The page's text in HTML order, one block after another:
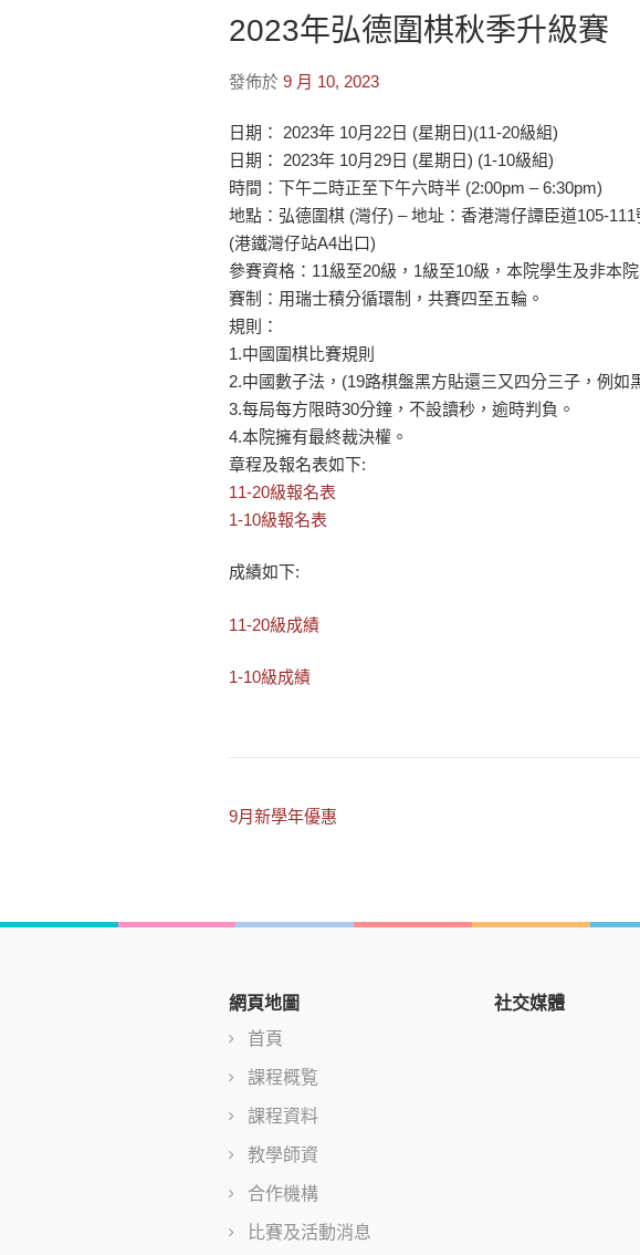
2023年弘德圍棋秋季升級賽
發佈於 9 月 10, 2023
日期： 2023年 10月22日 (星期日)(11-20級組)
日期： 2023年 10月29日 (星期日) (1-10級組)
時間：下午二時正至下午六時半 (2:00pm – 6:30pm)
地點：弘德圍棋 (灣仔) – 地址：香港灣仔譚臣道105-
(港鐵灣仔站A4出口)
參賽資格：11級至20級，1級至10級，本院學生及非本院
賽制：用瑞士積分循環制，共賽四至五輪。
規則：
1.中國圍棋比賽規則
2.中國數子法，(19路棋盤黑方貼還三又四分三子，例如
3.每局每方限時30分鐘，不設讀秒，逾時判負。
4.本院擁有最終裁決權。
章程及報名表如下:
11-20級報名表
1-10級報名表
成績如下:
11-20級成績
1-10級成績
文
9月新學年優惠
網頁地圖
首頁
課程概覧
課程資料
教學師資
合作機構
比賽及活動消息
社交媒體